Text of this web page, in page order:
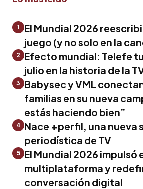
1
El Mundial 2026
juego (y no solo en la
2
Efecto mundial: Telefe
julio en la historia de la
3
Babysec y VML
familias en su nueva
estás haciendo bien”
4 Nace +perfil, una nueva
periodística de TV
5
El Mundial 2026 impulsó
multiplataforma y
conversación digital